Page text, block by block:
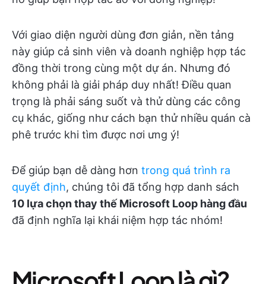
Với giao diện người dùng đơn giản, nền tảng
này giúp cả sinh viên và doanh nghiệp hợp tác
đồng thời trong cùng một dự án. Nhưng đó
không phải là giải pháp duy nhất! Điều quan
trọng là phải sáng suốt và thử dùng các công
cụ khác, giống như cách bạn thử nhiều quán cà
phê trước khi tìm được nơi ưng ý!
Để giúp bạn dễ dàng hơn trong quá trình ra
quyết định, chúng tôi đã tổng hợp danh sách
10 lựa chọn thay thế Microsoft Loop hàng đầu
đã định nghĩa lại khái niệm hợp tác nhóm!